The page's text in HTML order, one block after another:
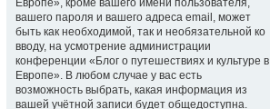
Европе», кроме вашего имени пользователя,
вашего пароля и вашего адреса email, может
быть как необходимой, так и необязательной ко
вводу, на усмотрение администрации
конференции «Блог о путешествиях и культуре в
Европе». В любом случае у вас есть
возможность выбрать, какая информация из
вашей учётной записи будет общедоступна.